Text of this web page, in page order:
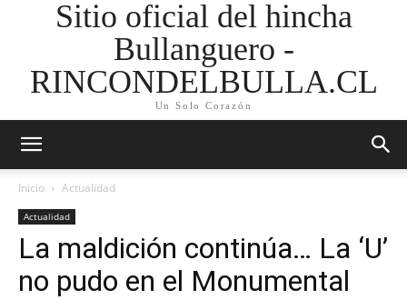
Sitio oficial del hincha
Bullanguero -
RINCONDELBULLA.CL
Un Solo Corazón
Inicio Actualidad
Actualidad
La maldición continúa… La ‘U’
no pudo en el Monumental